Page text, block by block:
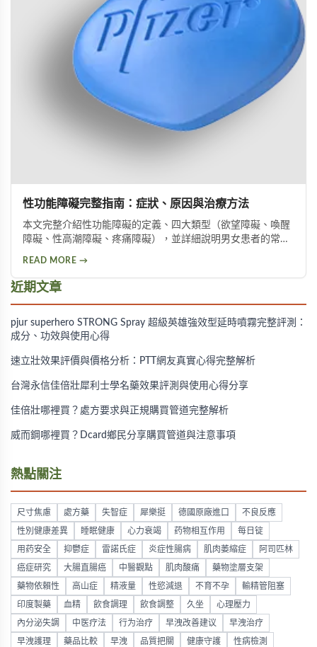
性功能障礙完整指南：症狀、原因與治療方法
本文完整介紹性功能障礙的定義、四大類型（欲望障礙、喚醒
障礙、性高潮障礙、疼痛障礙），並詳細說明男女患者的常見
READ MORE →
近期文章
pjur superhero STRONG Spray 超級英雄強效型延時噴霧完整評測：
成分、功效與使用心得
速立壯效果評價與價格分析：PTT網友真實心得完整解析
台灣永信佳倍壯犀利士學名藥效果評測與使用心得分享
佳倍壯哪裡買？處方要求與正規購買管道完整解析
威而鋼哪裡買？Dcard鄉民分享購買管道與注意事項
熱點關注
尺寸焦慮 處方藥 失智症 犀樂挺 德國原廠進口 不良反應
性別健康差異 睡眠健康 心力衰竭 药物相互作用 每日锭
用药安全 抑鬱症 雷諾氏症 炎症性腸病 肌肉萎縮症 阿司匹林
癌症研究 大腸直腸癌 中醫觀點 肌肉酸痛 藥物塗層支架
藥物依賴性 高山症 精液量 性慾減退 不育不孕 輸精管阻塞
印度製藥 血精 飲食調理 飲食調整 久坐 心理壓力
內分泌失調 中医疗法 行为治疗 早洩改善建议 早洩治疗
早洩護理 藥品比較 早洩 品質把關 健康守護 性病檢測